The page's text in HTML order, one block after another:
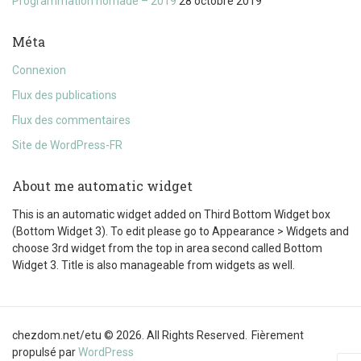
Méta
Connexion
Flux des publications
Flux des commentaires
Site de WordPress-FR
About me automatic widget
This is an automatic widget added on Third Bottom Widget box
(Bottom Widget 3). To edit please go to Appearance > Widgets and
choose 3rd widget from the top in area second called Bottom
Widget 3. Title is also manageable from widgets as well.
chezdom.net/etu © 2026. All Rights Reserved.
Fièrement
propulsé parWordPress